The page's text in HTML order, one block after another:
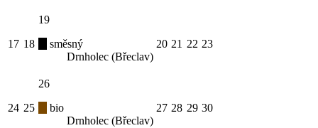
17 18
19
směsný
Drnholec (Břeclav)
20 21 22 23
24 25
26
bio
Drnholec (Břeclav)
27 28 29 30